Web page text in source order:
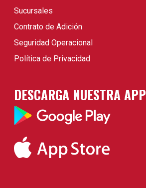
Sucursales
Contrato de Adición
Seguridad Operacional
Política de Privacidad
DESCARGA NUESTRA APP